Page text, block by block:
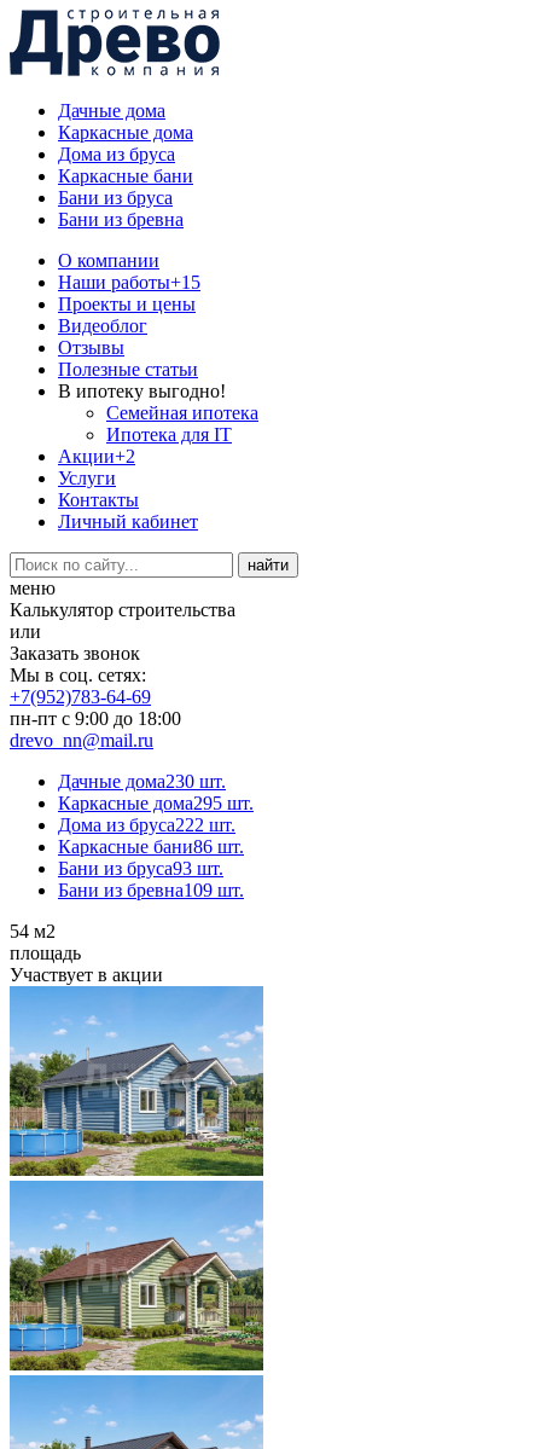
Дачные дома
Каркасные дома
Дома из бруса
Каркасные бани
Бани из бруса
Бани из бревна
О компании
Наши работы+15
Проекты и цены
Видеоблог
Отзывы
Полезные статьи
В ипотеку выгодно!
Семейная ипотека
Ипотека для IT
Акции+2
Услуги
Контакты
Личный кабинет
меню
Калькулятор строительства
или
Заказать звонок
Мы в соц. сетях:
+7(952)783-64-69
пн-пт с 9:00 до 18:00
drevo_nn@mail.ru
Дачные дома230 шт.
Каркасные дома295 шт.
Дома из бруса222 шт.
Каркасные бани86 шт.
Бани из бруса93 шт.
Бани из бревна109 шт.
54 м2
площадь
Участвует в акции